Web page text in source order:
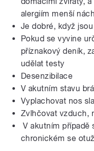
alergiím menší
Je dobré, když
Pokud se vyvine
příznakový deník,
udělat testy
Desenzibilace
V akutním stavu
Vyplachovat nos
Zvlhčovat vzduch,
V akutním případě
chronickém se